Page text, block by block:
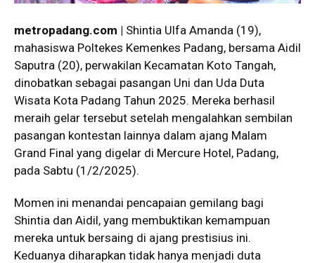
metropadang.com | Shintia Ulfa Amanda (19),
mahasiswa Poltekes Kemenkes Padang, bersama Aidil
Saputra (20), perwakilan Kecamatan Koto Tangah,
dinobatkan sebagai pasangan Uni dan Uda Duta
Wisata Kota Padang Tahun 2025. Mereka berhasil
meraih gelar tersebut setelah mengalahkan sembilan
pasangan kontestan lainnya dalam ajang Malam
Grand Final yang digelar di Mercure Hotel, Padang,
pada Sabtu (1/2/2025).
Momen ini menandai pencapaian gemilang bagi
Shintia dan Aidil, yang membuktikan kemampuan
mereka untuk bersaing di ajang prestisius ini.
Keduanya diharapkan tidak hanya menjadi duta